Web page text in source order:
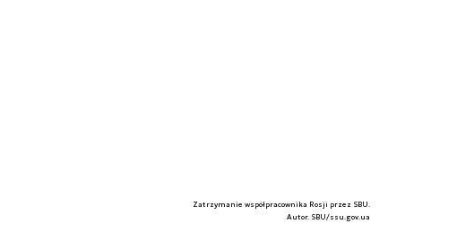
Zatrzymanie współpracownika Rosji przez SBU.
Autor. SBU/ssu.gov.ua